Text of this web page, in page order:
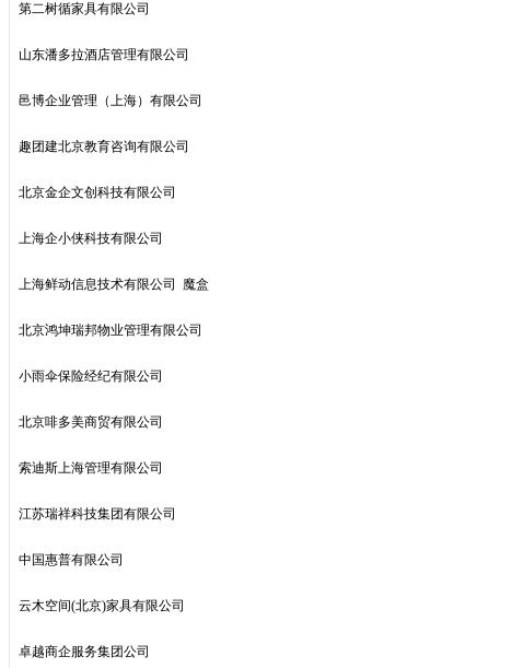
第二树循家具有限公司
山东潘多拉酒店管理有限公司
邑博企业管理（上海）有限公司
趣团建北京教育咨询有限公司
北京金企文创科技有限公司
上海企小侠科技有限公司
上海鲜动信息技术有限公司 魔盒
北京鸿坤瑞邦物业管理有限公司
小雨伞保险经纪有限公司
北京啡多美商贸有限公司
索迪斯上海管理有限公司
江苏瑞祥科技集团有限公司
中国惠普有限公司
云木空间(北京)家具有限公司
卓越商企服务集团公司